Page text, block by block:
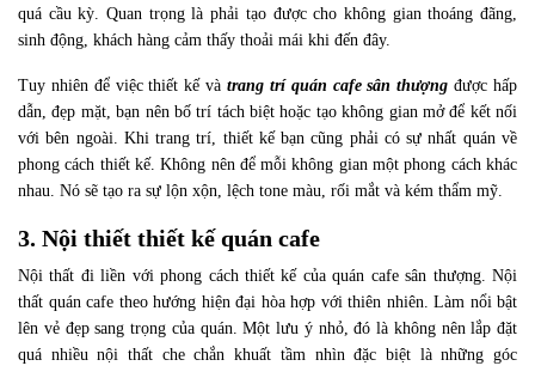
quá cầu kỳ. Quan trọng là phải tạo được cho không gian thoáng đãng,
sinh động, khách hàng cảm thấy thoải mái khi đến đây.
Tuy nhiên để việc thiết kế và trang trí quán cafe sân thượng được hấp
dẫn, đẹp mặt, bạn nên bố trí tách biệt hoặc tạo không gian mở để kết nối
với bên ngoài. Khi trang trí, thiết kế bạn cũng phải có sự nhất quán về
phong cách thiết kế. Không nên để mỗi không gian một phong cách khác
nhau. Nó sẽ tạo ra sự lộn xộn, lệch tone màu, rối mắt và kém thẩm mỹ.
3. Nội thiết thiết kế quán cafe
Nội thất đi liền với phong cách thiết kế của quán cafe sân thượng. Nội
thất quán cafe theo hướng hiện đại hòa hợp với thiên nhiên. Làm nổi bật
lên vẻ đẹp sang trọng của quán. Một lưu ý nhỏ, đó là không nên lắp đặt
quá nhiều nội thất che chắn khuất tầm nhìn đặc biệt là những góc